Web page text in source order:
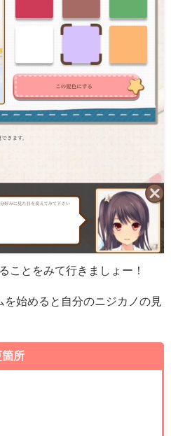
ことをみて行きましょー！
始めると自分のニジカノの見
箇所